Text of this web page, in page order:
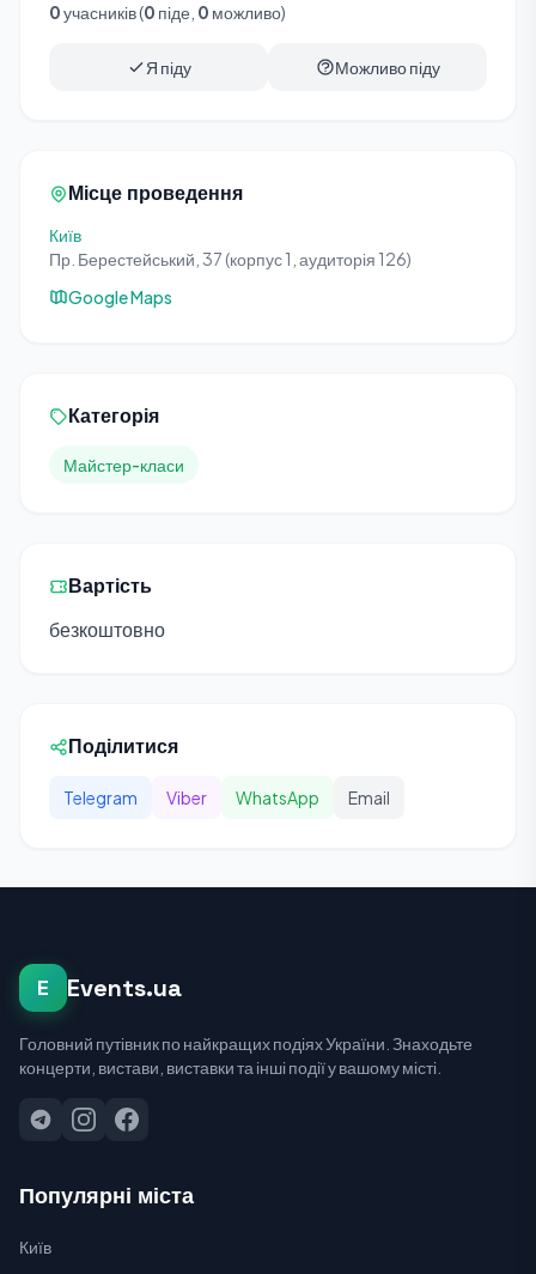
0учасників (0 піде, 0 можливо)
Я піду Можливо піду
Місце проведення
Київ
Пр. Берестейський, 37 (корпус 1, аудиторія 126)
Google Maps
Категорія
Майстер-класи
Вартість
безкоштовно
Поділитися
Telegram Viber WhatsApp Email
E Events.ua
Головний путівник по найкращих подіях України. Знаходьте
концерти, вистави, виставки та інші події у вашому місті.
Популярні міста
Київ